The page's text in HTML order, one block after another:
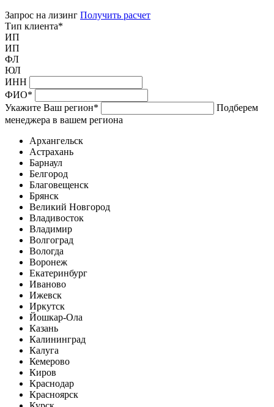
Запрос на лизинг Получить расчет
Тип клиента*
ИП
ИП
ФЛ
ЮЛ
ИНН
ФИО*
Укажите Ваш регион*
Подберем
менеджера в вашем региона
Архангельск
Астрахань
Барнаул
Белгород
Благовещенск
Брянск
Великий Новгород
Владивосток
Владимир
Волгоград
Вологда
Воронеж
Екатеринбург
Иваново
Ижевск
Иркутск
Йошкар-Ола
Казань
Калининград
Калуга
Кемерово
Киров
Краснодар
Красноярск